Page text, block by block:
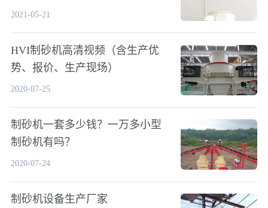
2021-05-21
HVI制砂机高清视频（含生产优
势、报价、生产现场）
2020-07-25
制砂机一套多少钱？一万多小型
制砂机有吗？
2020-07-24
制砂机设备生产厂家